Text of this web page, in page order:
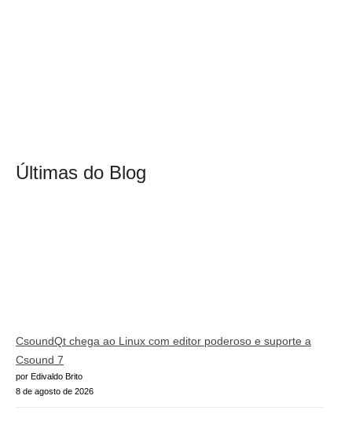
Últimas do Blog
CsoundQt chega ao Linux com editor poderoso e suporte a
Csound 7
por Edivaldo Brito
8 de agosto de 2026